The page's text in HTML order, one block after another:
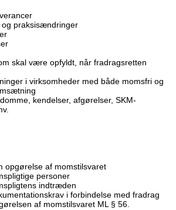
praksisændringer
skal være opfyldt, når fradragsretten
i virksomheder med både momsfri og
kendelser, afgørelser, SKM-
opgørelse af momstilsvaret
personer
indtræden
i forbindelse med fradrag
af momstilsvaret ML § 56.